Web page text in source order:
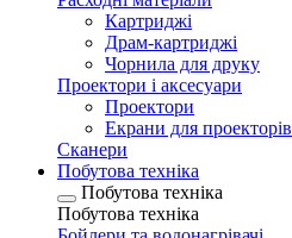
Картриджі
Драм-картриджі
Чорнила для друку
Проектори і аксесуари
Проектори
Екрани для проекторів
Сканери
Побутова техніка
Побутова техніка
Побутова техніка